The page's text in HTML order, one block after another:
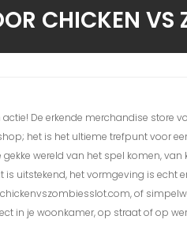
CHICKEN
De erkende merchandise store
het is het ultieme trefpunt voor
wereld van het spel komen,
uitstekend, het vormgeving is echt
of
in je woonkamer, op straat of op